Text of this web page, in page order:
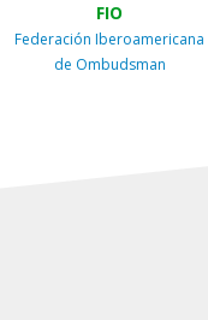
FIO
Federación Iberoamericana
de Ombudsman